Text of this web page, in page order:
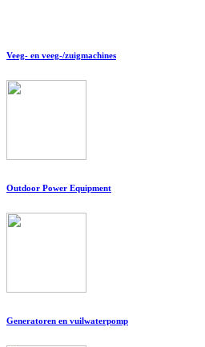
Veeg- en veeg-/zuigmachines
Outdoor Power Equipment
Generatoren en vuilwaterpomp